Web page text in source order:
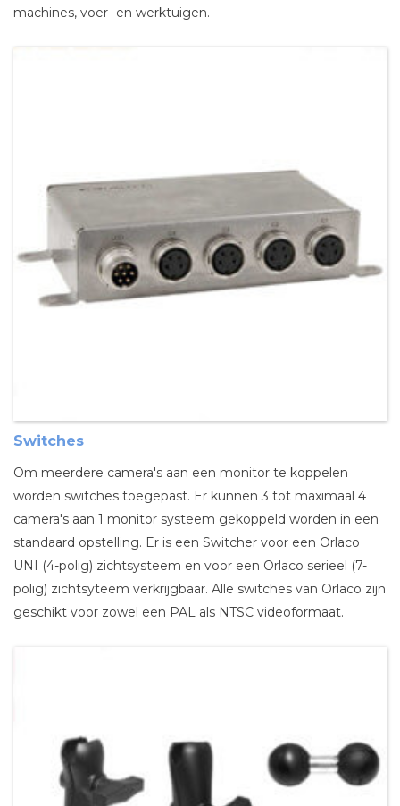
machines, voer- en werktuigen.
Switches
Om meerdere camera's aan een monitor te koppelen
worden switches toegepast. Er kunnen 3 tot maximaal 4
camera's aan 1 monitor systeem gekoppeld worden in een
standaard opstelling. Er is een Switcher voor een Orlaco
UNI (4-polig) zichtsysteem en voor een Orlaco serieel (7-
polig) zichtsyteem verkrijgbaar. Alle switches van Orlaco zijn
geschikt voor zowel een PAL als NTSC videoformaat.